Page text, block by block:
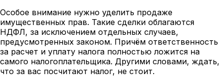
Особое внимание нужно уделить продаже
имущественных прав. Такие сделки облагаются
НДФЛ, за исключением отдельных случаев,
предусмотренных законом. Причём ответственность
за расчет и уплату налога полностью ложится на
самого налогоплательщика. Другими словами, ждать,
что за вас посчитают налог, не стоит.